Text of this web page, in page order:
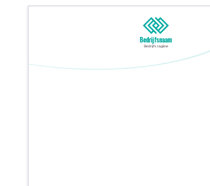
Bedrijfsnaam
Bedrijfs tagline